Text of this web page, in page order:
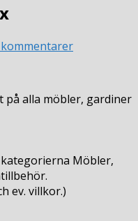
till
hos
på alla möbler, gardiner
Möbler,
ev. villkor.)